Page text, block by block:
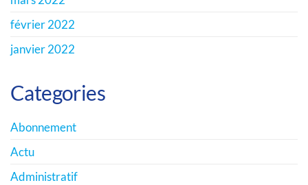
février 2022
janvier 2022
Categories
Abonnement
Actu
Administratif